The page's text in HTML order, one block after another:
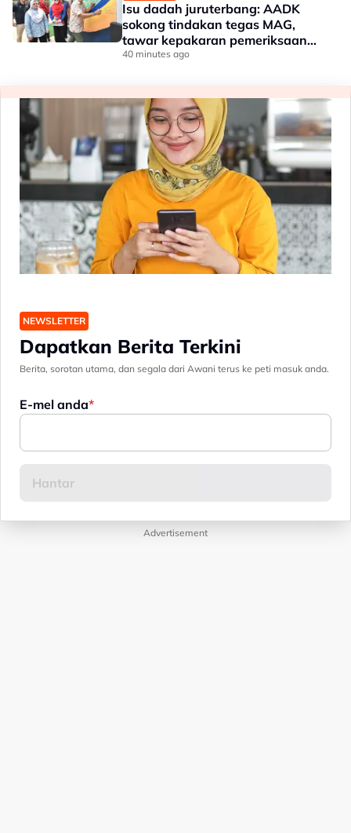
Isu dadah juruterbang: AADK
sokong tindakan tegas MAG,
tawar kepakaran pemeriksaan
ketat
40 minutes ago
NEWSLETTER
Dapatkan Berita Terkini
Berita, sorotan utama, dan segala dari Awani terus ke peti masuk anda.
E-mel anda
Advertisement